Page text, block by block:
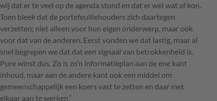
wij dat er te veel op de agenda stond en dat er wel wat af kon.
Toen bleek dat de portefeuillehouders zich daartegen
verzetten; niet alleen voor hun eigen onderwerp, maar ook
voor dat van de anderen. Eerst vonden we dat lastig, maar al
snel begrepen we dat dat een signaal van betrokkenheid is.
Pure winst dus. Zo is zo’n informatieplan aan de ene kant
inhoud, maar aan de andere kant ook een middel om
gemeenschappelijk een koers vast te zetten en daar met
elkaar aan te werken.”